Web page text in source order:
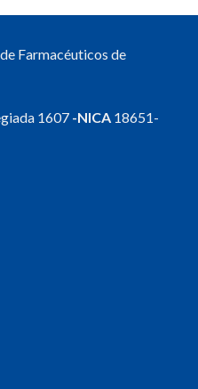
Farmacéuticos de
1607 -NICA 18651-